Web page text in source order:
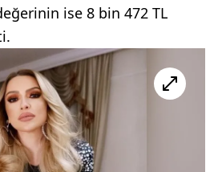
ise 8 bin 472 TL